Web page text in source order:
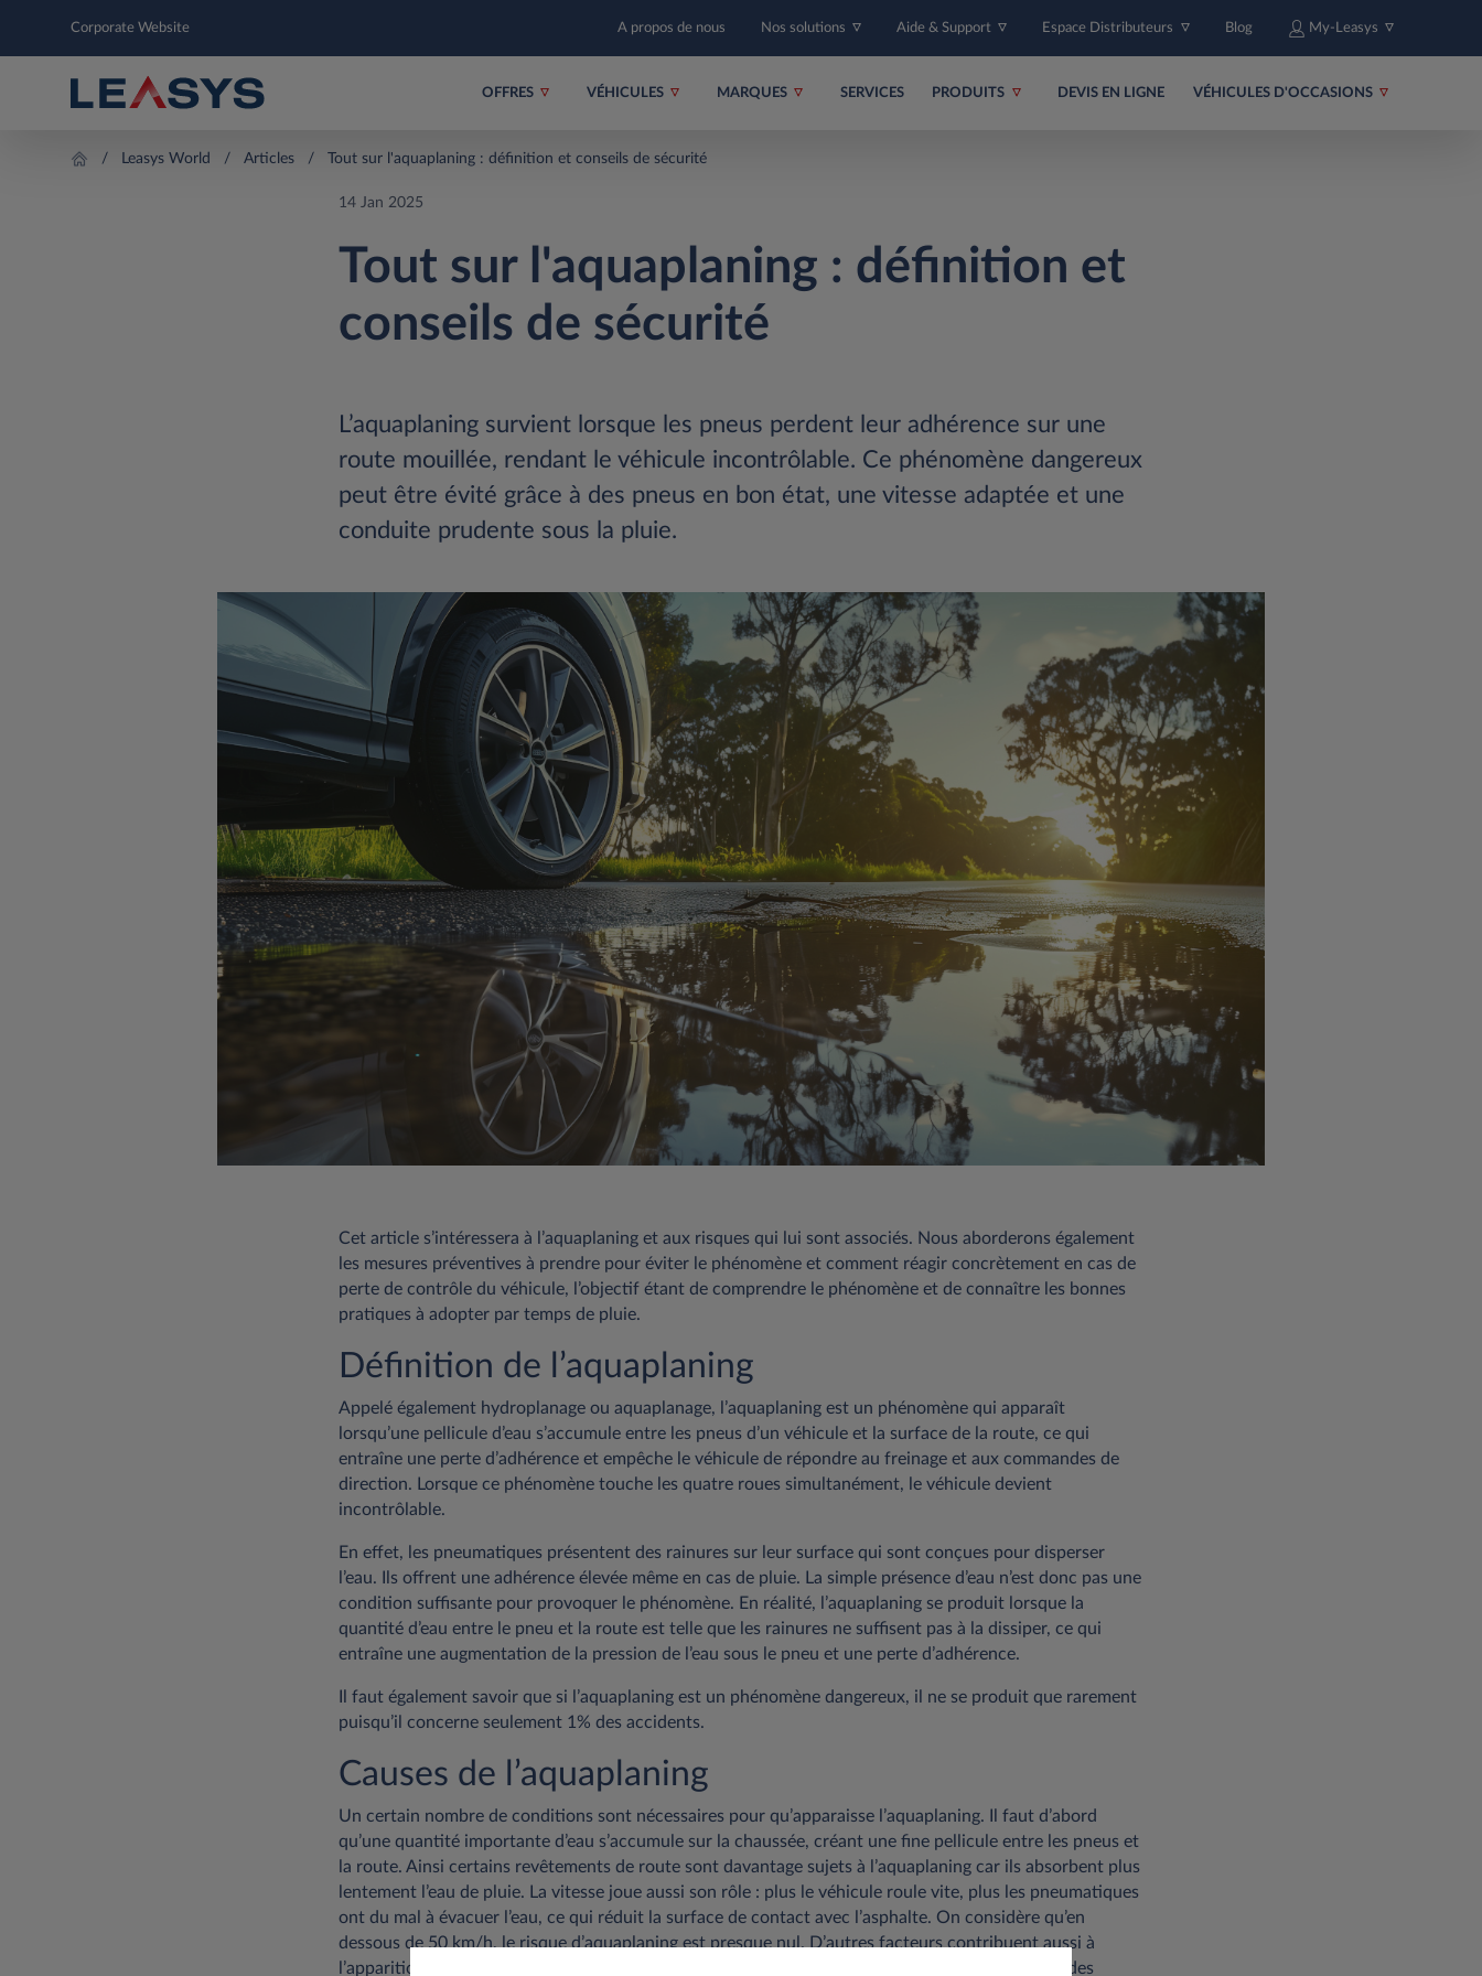
Corporate Website A propos de nous Nos solutions Aide & Support Espace Distributeurs Blog My-Leasys
OFFRES VÉHICULES MARQUES SERVICES PRODUITS DEVIS EN LIGNE VÉHICULES D'OCCASIONS
Leasys World Articles Tout sur l'aquaplaning : définition et conseils de sécurité
14 Jan 2025
Tout sur l'aquaplaning : définition et
conseils de sécurité
L’aquaplaning survient lorsque les pneus perdent leur adhérence sur une
route mouillée, rendant le véhicule incontrôlable. Ce phénomène dangereux
peut être évité grâce à des pneus en bon état, une vitesse adaptée et une
conduite prudente sous la pluie​.
Cet article s’intéressera à l’aquaplaning et aux risques qui lui sont associés. Nous aborderons également
les mesures préventives à prendre pour éviter le phénomène et comment réagir concrètement en cas de
perte de contrôle du véhicule, l’objectif étant de comprendre le phénomène et de connaître les bonnes
pratiques à adopter par temps de pluie.
Définition de l’aquaplaning
Appelé également hydroplanage ou aquaplanage, l’aquaplaning est un phénomène qui apparaît
lorsqu’une pellicule d’eau s’accumule entre les pneus d’un véhicule et la surface de la route, ce qui
entraîne une perte d’adhérence et empêche le véhicule de répondre au freinage et aux commandes de
direction. Lorsque ce phénomène touche les quatre roues simultanément, le véhicule devient
incontrôlable.
En effet, les pneumatiques présentent des rainures sur leur surface qui sont conçues pour disperser
l’eau. Ils offrent une adhérence élevée même en cas de pluie. La simple présence d’eau n’est donc pas une
condition suffisante pour provoquer le phénomène. En réalité, l’aquaplaning se produit lorsque la
quantité d’eau entre le pneu et la route est telle que les rainures ne suffisent pas à la dissiper, ce qui
entraîne une augmentation de la pression de l’eau sous le pneu et une perte d’adhérence.
Il faut également savoir que si l’aquaplaning est un phénomène dangereux, il ne se produit que rarement
puisqu’il concerne seulement 1% des accidents.
Causes de l’aquaplaning
Un certain nombre de conditions sont nécessaires pour qu’apparaisse l’aquaplaning. Il faut d’abord
qu’une quantité importante d’eau s’accumule sur la chaussée, créant une fine pellicule entre les pneus et
la route. Ainsi certains revêtements de route sont davantage sujets à l’aquaplaning car ils absorbent plus
lentement l’eau de pluie. La vitesse joue aussi son rôle : plus le véhicule roule vite, plus les pneumatiques
ont du mal à évacuer l’eau, ce qui réduit la surface de contact avec l’asphalte. On considère qu’en
dessous de 50 km/h, le risque d’aquaplaning est presque nul. D’autres facteurs contribuent aussi à
l’apparition de l’aquaplaning, notamment le niveau d’usure des pneus, leur taille, la profondeur des